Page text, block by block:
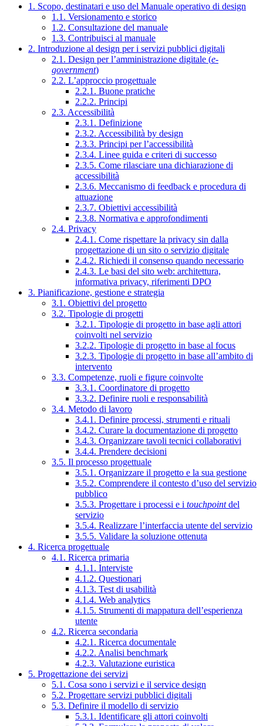
1. Scopo, destinatari e uso del Manuale operativo di design
1.1. Versionamento e storico
1.2. Consultazione del manuale
1.3. Contribuisci al manuale
2. Introduzione al design per i servizi pubblici digitali
2.1. Design per l’amministrazione digitale (e-
government)
2.2. L’approccio progettuale
2.2.1. Buone pratiche
2.2.2. Principi
2.3. Accessibilità
2.3.1. Definizione
2.3.2. Accessibilità by design
2.3.3. Principi per l’accessibilità
2.3.4. Linee guida e criteri di successo
2.3.5. Come rilasciare una dichiarazione di
accessibilità
2.3.6. Meccanismo di feedback e procedura di
attuazione
2.3.7. Obiettivi accessibilità
2.3.8. Normativa e approfondimenti
2.4. Privacy
2.4.1. Come rispettare la privacy sin dalla
progettazione di un sito o servizio digitale
2.4.2. Richiedi il consenso quando necessario
2.4.3. Le basi del sito web: architettura,
informativa privacy, riferimenti DPO
3. Pianificazione, gestione e strategia
3.1. Obiettivi del progetto
3.2. Tipologie di progetti
3.2.1. Tipologie di progetto in base agli attori
coinvolti nel servizio
3.2.2. Tipologie di progetto in base al focus
3.2.3. Tipologie di progetto in base all’ambito di
intervento
3.3. Competenze, ruoli e figure coinvolte
3.3.1. Coordinatore di progetto
3.3.2. Definire ruoli e responsabilità
3.4. Metodo di lavoro
3.4.1. Definire processi, strumenti e rituali
3.4.2. Curare la documentazione di progetto
3.4.3. Organizzare tavoli tecnici collaborativi
3.4.4. Prendere decisioni
3.5. Il processo progettuale
3.5.1. Organizzare il progetto e la sua gestione
3.5.2. Comprendere il contesto d’uso del servizio
pubblico
3.5.3. Progettare i processi e i touchpointdel
servizio
3.5.4. Realizzare l’interfaccia utente del servizio
3.5.5. Validare la soluzione ottenuta
4. Ricerca progettuale
4.1. Ricerca primaria
4.1.1. Interviste
4.1.2. Questionari
4.1.3. Test di usabilità
4.1.4. Web analytics
4.1.5. Strumenti di mappatura dell’esperienza
utente
4.2. Ricerca secondaria
4.2.1. Ricerca documentale
4.2.2. Analisi benchmark
4.2.3. Valutazione euristica
5. Progettazione dei servizi
5.1. Cosa sono i servizi e il service design
5.2. Progettare servizi pubblici digitali
5.3. Definire il modello di servizio
5.3.1. Identificare gli attori coinvolti